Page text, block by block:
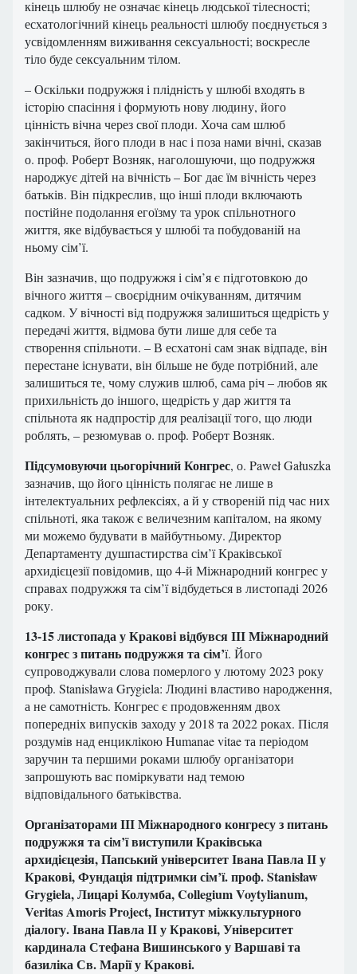
кінець шлюбу не означає кінець людської тілесності;
есхатологічний кінець реальності шлюбу поєднується з
усвідомленням виживання сексуальності; воскресле
тіло буде сексуальним тілом.
– Оскільки подружжя і плідність у шлюбі входять в
історію спасіння і формують нову людину, його
цінність вічна через свої плоди. Хоча сам шлюб
закінчиться, його плоди в нас і поза нами вічні, сказав
о. проф. Роберт Возняк, наголошуючи, що подружжя
народжує дітей на вічність – Бог дає їм вічність через
батьків. Він підкреслив, що інші плоди включають
постійне подолання егоїзму та урок спільнотного
життя, яке відбувається у шлюбі та побудованій на
ньому сім’ї.
Він зазначив, що подружжя і сім’я є підготовкою до
вічного життя – своєрідним очікуванням, дитячим
садком. У вічності від подружжя залишиться щедрість у
передачі життя, відмова бути лише для себе та
створення спільноти. – В есхатоні сам знак відпаде, він
перестане існувати, він більше не буде потрібний, але
залишиться те, чому служив шлюб, сама річ – любов як
прихильність до іншого, щедрість у дар життя та
спільнота як надпростір для реалізації того, що люди
роблять, – резюмував о. проф. Роберт Возняк.
Підсумовуючи цьогорічний Конгрес, о. Paweł Gałuszka
зазначив, що його цінність полягає не лише в
інтелектуальних рефлексіях, а й у створеній під час них
спільноті, яка також є величезним капіталом, на якому
ми можемо будувати в майбутньому. Директор
Департаменту душпастирства сім’ї Краківської
архидієцезії повідомив, що 4-й Міжнародний конгрес у
справах подружжя та сім’ї відбудеться в листопаді 2026
року.
13-15 листопада у Кракові відбувся ІІІ Міжнародний
конгрес з питань подружжя та сім’ї. Його
супроводжували слова померлого у лютому 2023 року
проф. Stanisława Grygiela: Людині властиво народження,
а не самотність. Конгрес є продовженням двох
попередніх випусків заходу у 2018 та 2022 роках. Після
роздумів над енциклікою Humanae vitae та періодом
заручин та першими роками шлюбу організатори
запрошують вас поміркувати над темою
відповідального батьківства.
Організаторами ІІІ Міжнародного конгресу з питань
подружжя та сім’ї виступили Краківська
архидієцезія, Папський університет Івана Павла ІІ у
Кракові, Фундація підтримки сім’ї. проф. Stanisław
Grygiela, Лицарі Колумба, Collegium Voytylianum,
Veritas Amoris Project, Інститут міжкультурного
діалогу. Івана Павла ІІ у Кракові, Університет
кардинала Стефана Вишинського у Варшаві та
базиліка Св. Марії у Кракові.